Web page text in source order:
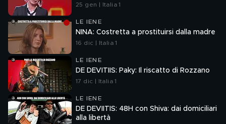
25 gen | Italia 1
LE IENE
NINA: Costretta a prostituirsi dalla madre
16 dic | Italia 1
LE IENE
DE DEVITIIS: Paky: Il riscatto di Rozzano
17 dic | Italia 1
LE IENE
DE DEVIITIS: 48H con Shiva: dai domiciliari
alla libertà